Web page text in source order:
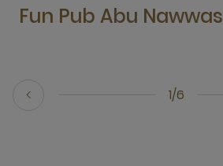
1/6
Fun Pub Abu Nawwas